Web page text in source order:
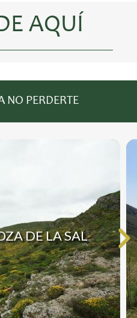
AQUÍ
NO PERDERTE
DE LA SAL